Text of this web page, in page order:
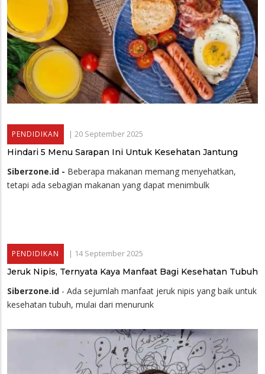
PENDIDIKAN | 20 September 2025
Hindari 5 Menu Sarapan Ini Untuk Kesehatan Jantung
Siberzone.id - Beberapa makanan memang menyehatkan,
tetapi ada sebagian makanan yang dapat menimbulk
PENDIDIKAN | 14 September 2025
Jeruk Nipis, Ternyata Kaya Manfaat Bagi Kesehatan Tubuh
Siberzone.id - Ada sejumlah manfaat jeruk nipis yang baik untuk
kesehatan tubuh, mulai dari menurunk